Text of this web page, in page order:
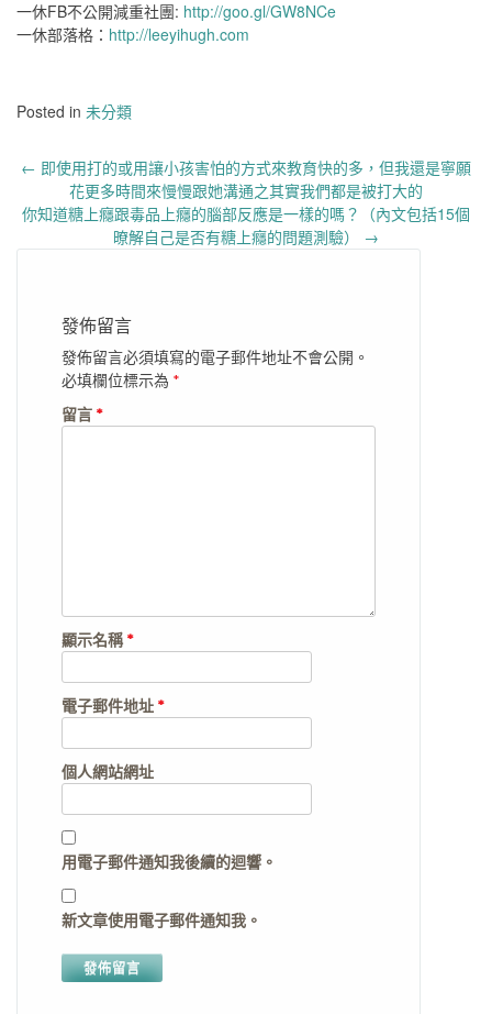
一休FB不公開減重社團: http://goo.gl/GW8NCe
一休部落格： http://leeyihugh.com
Posted in 未分類
Post
navigation
← 即使用打的或用讓小孩害怕的方式來教育快的多，但我還是寧願
花更多時間來慢慢跟她溝通之其實我們都是被打大的
你知道糖上癮跟毒品上癮的腦部反應是一樣的嗎？（內文包括15個
暸解自己是否有糖上癮的問題測驗） →
發佈留言
發佈留言必須填寫的電子郵件地址不會公開。
必填欄位標示為 *
留言 *
顯示名稱*
電子郵件地址 *
個人網站網址
用電子郵件通知我後續的迴響。
新文章使用電子郵件通知我。